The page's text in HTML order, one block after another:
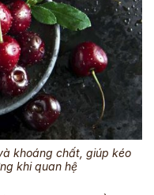
khoáng chất, giúp kéo
khi quan hệ